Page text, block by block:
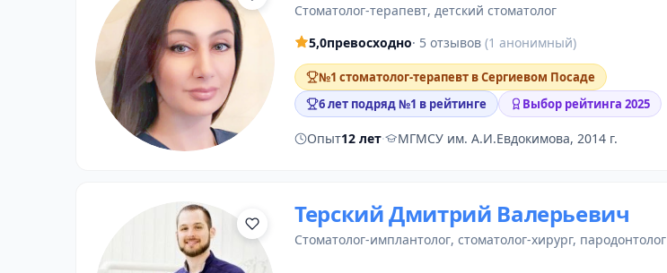
стоматолог-терапевт, детский стоматолог
5,0превосходно· 5 отзывов (1 анонимный)
№1 стоматолог-терапевт в Сергиевом Посаде
6 лет подряд №1 в рейтинге
Выбор рейтинга 2025
Опыт12 лет· МГМСУ им. А.И.Евдокимова, 2014 г.
Терский Дмитрий Валерьевич
стоматолог-имплантолог, стоматолог-хирург, пародонтолог